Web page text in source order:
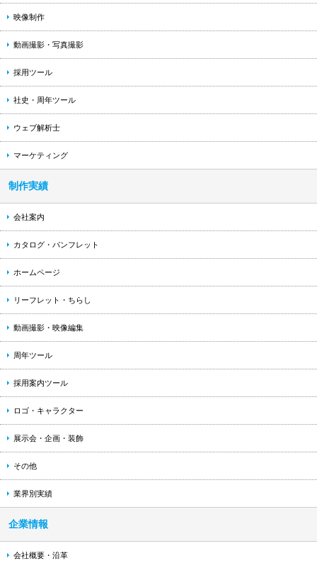
映像制作
動画撮影・写真撮影
採用ツール
社史・周年ツール
ウェブ解析士
マーケティング
制作実績
会社案内
カタログ・パンフレット
ホームページ
リーフレット・ちらし
動画撮影・映像編集
周年ツール
採用案内ツール
ロゴ・キャラクター
展示会・企画・装飾
その他
業界別実績
企業情報
会社概要・沿革